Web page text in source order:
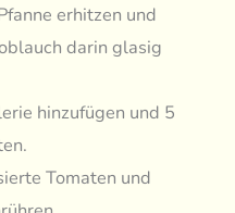
erhitzen und
darin glasig
hinzufügen und 5
Tomaten und